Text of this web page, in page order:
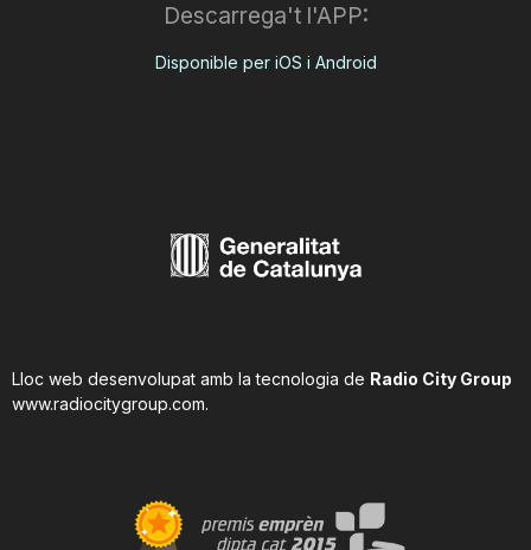
Descarrega't l'APP:
Disponible per iOS i Android
Lloc web desenvolupat amb la tecnologia de Radio City Group
www.radiocitygroup.com.